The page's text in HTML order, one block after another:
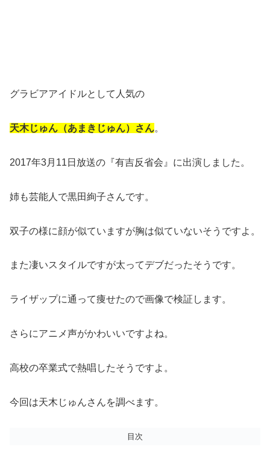
グラビアアイドルとして人気の
天木じゅん（あまきじゅん）さん。
2017年3月11日放送の『有吉反省会』に出演しました。
姉も芸能人で黒田絢子さんです。
双子の様に顔が似ていますが胸は似ていないそうですよ。
また凄いスタイルですが太ってデブだったそうです。
ライザップに通って痩せたので画像で検証します。
さらにアニメ声がかわいいですよね。
高校の卒業式で熱唱したそうですよ。
今回は天木じゅんさんを調べます。
目次